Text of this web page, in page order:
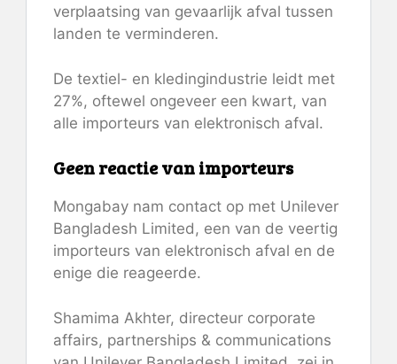
verplaatsing van gevaarlijk afval tussen
landen te verminderen.
De textiel- en kledingindustrie leidt met
27%, oftewel ongeveer een kwart, van
alle importeurs van elektronisch afval.
Geen reactie van importeurs
Mongabay nam contact op met Unilever
Bangladesh Limited, een van de veertig
importeurs van elektronisch afval en de
enige die reageerde.
Shamima Akhter, directeur corporate
affairs, partnerships & communications